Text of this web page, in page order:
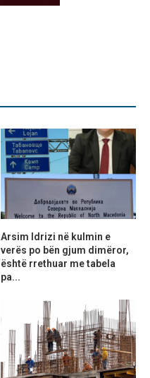
Arsim Idrizi në kulmin e
verës po bën gjum dimëror,
është rrethuar me tabela
pa...